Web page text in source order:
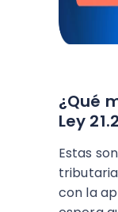
¿Qué
Ley
Estas
con la